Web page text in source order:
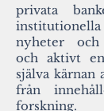
privata
nyheter och
och aktivt
själva kärnan
från
forskning.